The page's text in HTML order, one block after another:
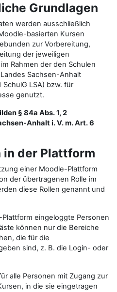
Grundlagen
werden ausschließlich
basierten Kursen
zur Vorbereitung,
der jeweiligen
Rahmen der den Schulen
Sachsen-Anhalt
LSA) bzw. für
genutzt.
§ 84a Abs. 1, 2
Anhalt i. V. m. Art. 6
Plattform
einer Moodle-Plattform
der übertragenen Rolle im
diese Rollen genannt und
eingeloggte Personen
können nur die Bereiche
die für die
sind, z. B. die Login- oder
alle Personen mit Zugang zur
in die sie eingetragen